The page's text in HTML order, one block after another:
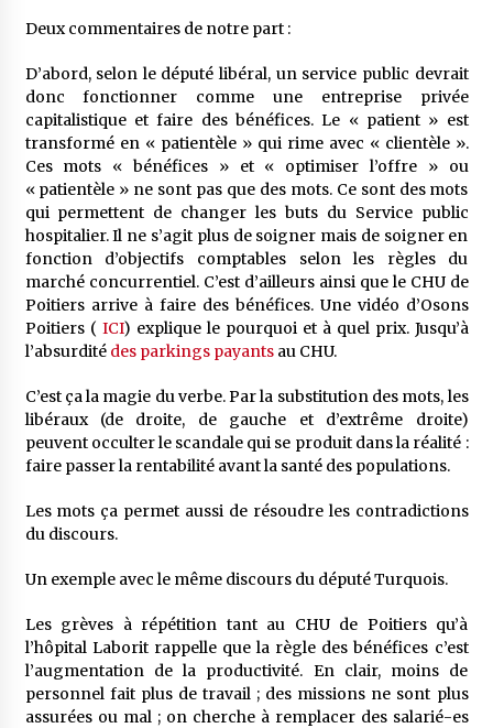
Deux commentaires de notre part :
D’abord, selon le député libéral, un service public devrait
donc fonctionner comme une entreprise privée
capitalistique et faire des bénéfices. Le « patient » est
transformé en « patientèle » qui rime avec « clientèle ».
Ces mots « bénéfices » et « optimiser l’offre » ou
« patientèle » ne sont pas que des mots. Ce sont des mots
qui permettent de changer les buts du Service public
hospitalier. Il ne s’agit plus de soigner mais de soigner en
fonction d’objectifs comptables selon les règles du
marché concurrentiel. C’est d’ailleurs ainsi que le CHU de
Poitiers arrive à faire des bénéfices. Une vidéo d’Osons
Poitiers ( ICI) explique le pourquoi et à quel prix. Jusqu’à
l’absurdité des parkings payantsau CHU.
C’est ça la magie du verbe. Par la substitution des mots, les
libéraux (de droite, de gauche et d’extrême droite)
peuvent occulter le scandale qui se produit dans la réalité :
faire passer la rentabilité avant la santé des populations.
Les mots ça permet aussi de résoudre les contradictions
du discours.
Un exemple avec le même discours du député Turquois.
Les grèves à répétition tant au CHU de Poitiers qu’à
l’hôpital Laborit rappelle que la règle des bénéfices c’est
l’augmentation de la productivité. En clair, moins de
personnel fait plus de travail ; des missions ne sont plus
assurées ou mal ; on cherche à remplacer des salarié-es